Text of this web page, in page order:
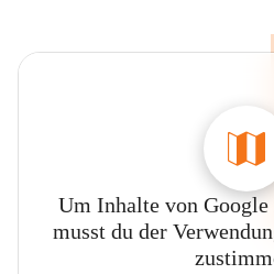
Um Inhalte von Google
musst du der